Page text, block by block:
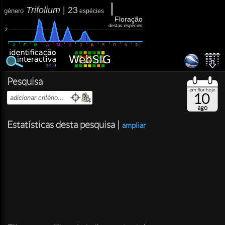
género Trifolium 23 espécies
2
J F M A M J J A S O N D
Floração
destas espécies
Pesquisa
Estatísticas desta pesquisa | ampliar
10
ago